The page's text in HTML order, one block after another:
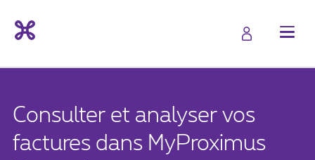
Consulter et analyser vos
factures dans MyProximus